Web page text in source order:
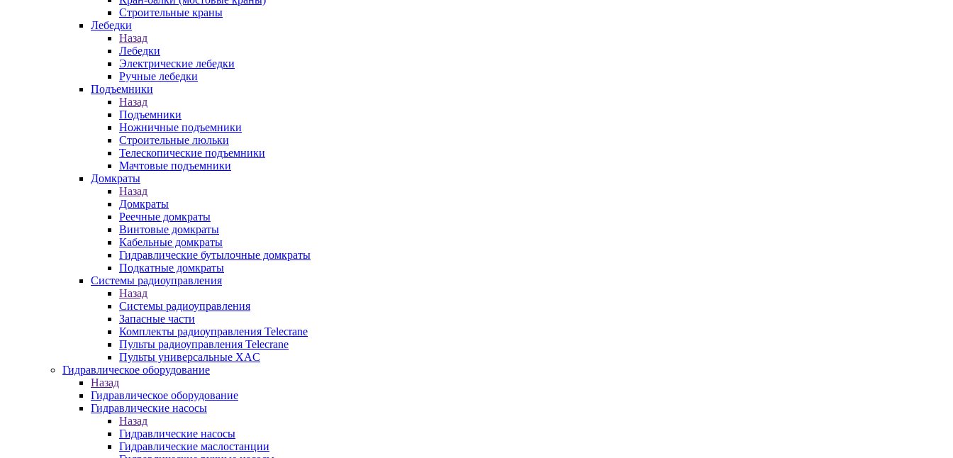
Строительные краны
Лебедки
Назад
Лебедки
Электрические лебедки
Ручные лебедки
Подъемники
Назад
Подъемники
Ножничные подъемники
Строительные люльки
Телескопические подъемники
Мачтовые подъемники
Домкраты
Назад
Домкраты
Реечные домкраты
Винтовые домкраты
Кабельные домкраты
Гидравлические бутылочные домкраты
Подкатные домкраты
Системы радиоуправления
Назад
Системы радиоуправления
Запасные части
Комплекты радиоуправления Telecrane
Пульты радиоуправления Telecrane
Пульты универсальные XAC
Гидравлическое оборудование
Назад
Гидравлическое оборудование
Гидравлические насосы
Назад
Гидравлические насосы
Гидравлические маслостанции